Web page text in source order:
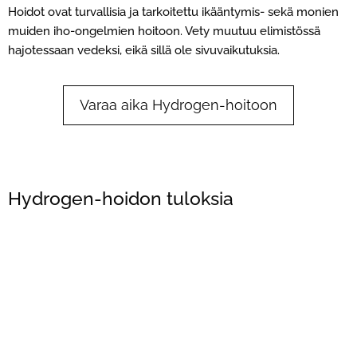
Hoidot ovat turvallisia ja tarkoitettu ikääntymis- sekä monien
muiden iho-ongelmien hoitoon. Vety muutuu elimistössä
hajotessaan vedeksi, eikä sillä ole sivuvaikutuksia.
Varaa aika Hydrogen-hoitoon
Hydrogen-hoidon tuloksia